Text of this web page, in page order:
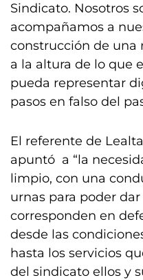
Sindicato. Nosotros
acompañamos a
construcción de una
a la altura de lo que
pueda representar
pasos en falso del
El referente de
apuntó a “la
limpio, con una
urnas para poder
corresponden en
desde las
hasta los servicios
del sindicato ellos y